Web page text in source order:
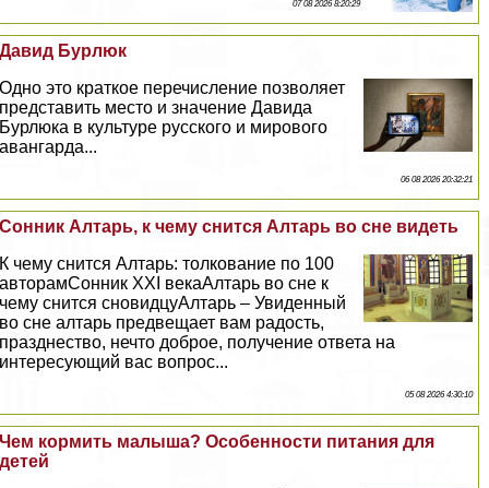
07 08 2026 8:20:29
Давид Бурлюк
Одно это краткое перечисление позволяет
представить место и значение Давида
Бурлюка в культуре русского и мирового
авангарда...
06 08 2026 20:32:21
Сонник Алтарь, к чему снится Алтарь во сне видеть
К чему снится Алтарь: толкование по 100
авторамСонник XXI векаАлтарь во сне к
чему снится сновидцуАлтарь – Увиденный
во сне алтарь предвещает вам радость,
празднество, нечто доброе, получение ответа на
интересующий вас вопрос...
05 08 2026 4:30:10
Чем кормить малыша? Особенности питания для
детей